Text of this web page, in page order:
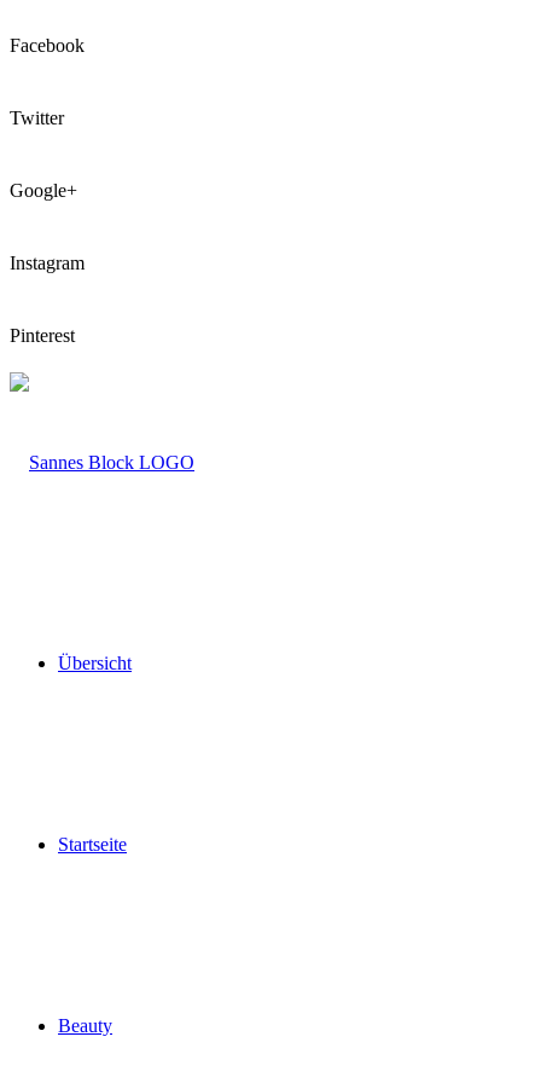
Facebook
Twitter
Google+
Instagram
Pinterest
LOGO
Übersicht
Startseite
Beauty